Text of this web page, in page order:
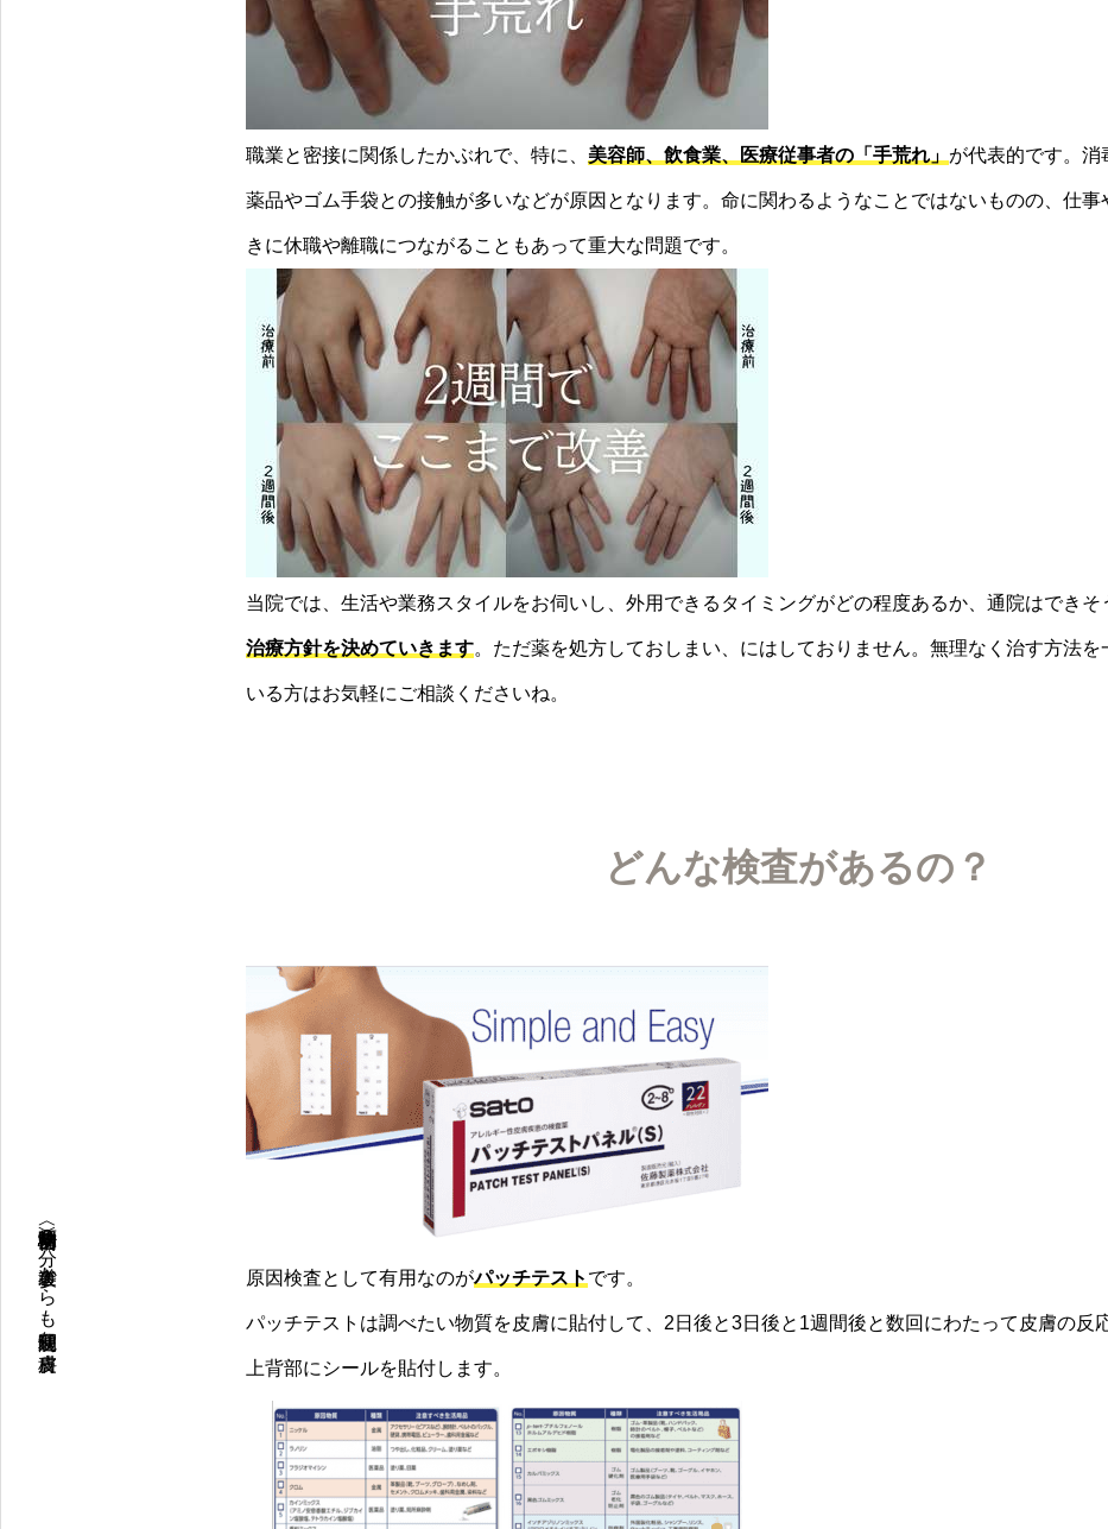
原宿〈明治神宮前〉駅０分、表参道からも通院便利な皮膚科
職業と密接に関係したかぶれで、特に、 美容師、飲食業、医療従事者の「手荒れ」 が代表的です。消
薬品やゴム手袋との接触が多いなどが原因となります。命に関わるようなことではないものの、仕事
きに休職や離職につながることもあって重大な問題です。
当院では、生活や業務スタイルをお伺いし、外用できるタイミングがどの程度あるか、通院はできそ
治療方針を決めていきます。ただ薬を処方しておしまい、にはしておりません。無理なく治す方法
いる方はお気軽にご相談くださいね。
どんな検査があるの？
原因検査として有用なのがパッチテスト です。
パッチテストは調べたい物質を皮膚に貼付して、2日後と3日後と1週間後と数回にわたって皮膚の反
上背部にシールを貼付します。